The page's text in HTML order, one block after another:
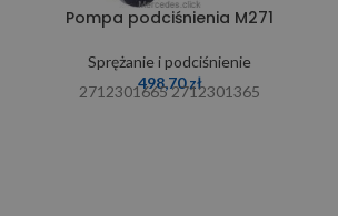
Pompa podciśnienia M271
Sprężanie i podciśnienie
498,70zł
2712301665 2712301365